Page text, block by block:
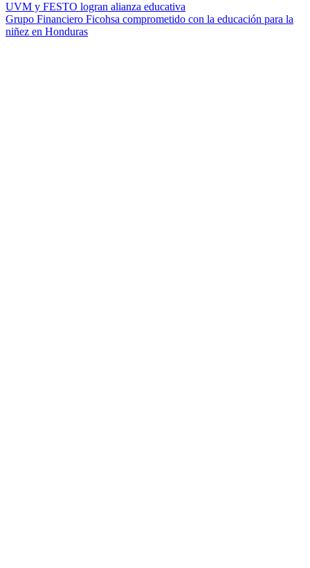
UVM y FESTO logran alianza educativa
Grupo Financiero Ficohsa comprometido con la educación para la
niñez en Honduras